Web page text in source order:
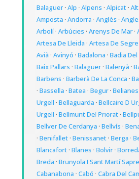
Balaguer· Alp · Alpens · Alpicat·
Amposta · Andorra · Anglès ·
Arbolí· Arbúcies · Arenys De Mar·
Artesa De Lleida · Artesa De Segre
Avià · Avinyó · Badalona · Badia
Baix Pallars · Balaguer· Balenyà ·
Barbens · Barberà De La Conca ·
· Bassella · Batea · Begur· Belianes
Urgell · Bellaguarda · Bellcaire D
Urgell · Bellmunt Del Priorat·
Bellver De Cerdanya · Bellvís ·
· Benifallet· Benissanet· Berga ·
Blancafort· Blanes · Bolvir·
Breda · Brunyola I Sant Martí
Cabanabona · Cabó · Cabra Del